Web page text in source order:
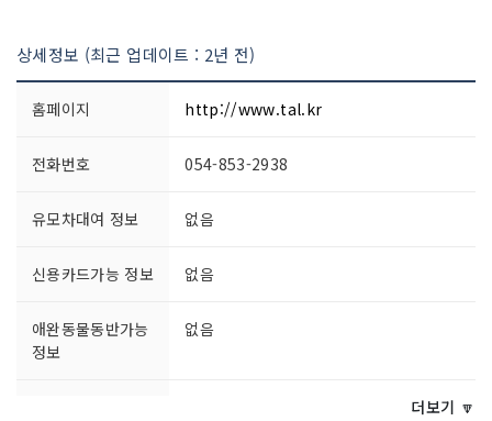
상세정보 (최근 업데이트 : 2년 전)
홈페이지 http://www.tal.kr
전화번호 054-853-2938
유모차대여 정보 없음
신용카드가능 정보 없음
애완동물동반가능
정보
없음
더보기 🔽